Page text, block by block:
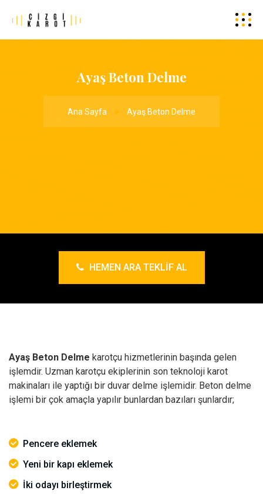
Ayaş Beton Delme
Ana Sayfa Ayaş Beton Delme
HEMEN ARA TEKLIF AL
Ayaş Beton Delme karotçu hizmetlerinin başında gelen
işlemdir. Uzman karotçu ekiplerinin son teknoloji karot
makinaları ile yaptığı bir duvar delme işlemidir. Beton delme
işlemi bir çok amaçla yapılır bunlardan bazıları şunlardır;
Pencere eklemek
Yeni bir kapı eklemek
İki odayı birleştirmek